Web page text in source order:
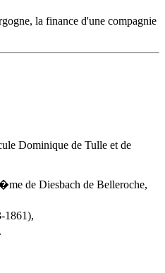
la finance d'une compagnie
Dominique de Tulle et de
de Diesbach de Belleroche,
1861),